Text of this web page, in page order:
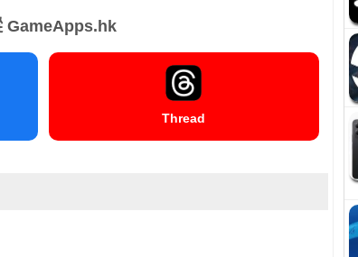
GameApps.hk
Thread